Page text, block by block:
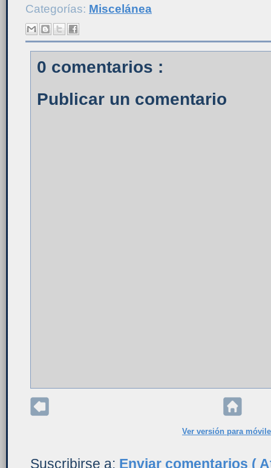
Categorías: Miscelánea
0 comentarios :
Publicar un comentario
Ver versión para
Suscribirse a: Enviar comentarios (